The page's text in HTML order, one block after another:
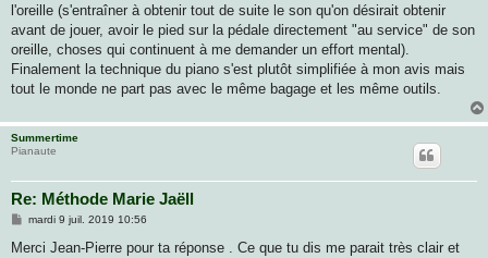
l'oreille (s'entraîner à obtenir tout de suite le son qu'on désirait obtenir
avant de jouer, avoir le pied sur la pédale directement "au service" de son
oreille, choses qui continuent à me demander un effort mental).
Finalement la technique du piano s'est plutôt simplifiée à mon avis mais
tout le monde ne part pas avec le même bagage et les même outils.
Summertime
Pianaute
Re: Méthode Marie Jaëll
M
s
mardi 9 juil. 2019 10:56
Merci Jean-Pierre pour ta réponse . Ce que tu dis me parait très clair et